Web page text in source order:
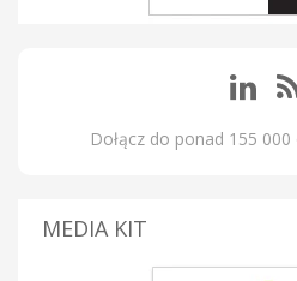
Dołącz do ponad 155
MEDIA KIT